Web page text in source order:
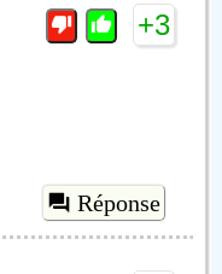
+3
Réponse